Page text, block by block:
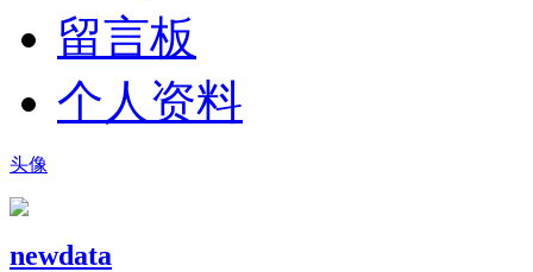
留言板
个人资料
头像
newdata